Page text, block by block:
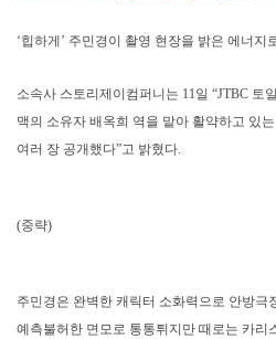
‘힙하게’ 주민경이 촬영 현장을 밝은 에너지
소속사 스토리제이컴퍼니는 11일 “JTBC 토
맥의 소유자 배옥희 역을 맡아 활약하고 있
여러 장 공개했다”고 밝혔다.
(중략)
주민경은 완벽한 캐릭터 소화력으로 안방극
예측불허한 면모로 통통튀지만 때로는 카리